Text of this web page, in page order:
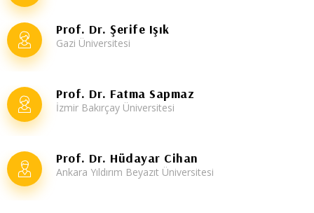
Prof. Dr. Şerife Işık
Gazi Üniversitesi
Prof. Dr. Fatma Sapmaz
İzmir Bakırçay Üniversitesi
Prof. Dr. Hüdayar Cihan
Ankara Yıldırım Beyazıt Üniversitesi